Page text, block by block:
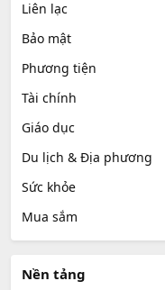
Liên lạc
Bảo mật
Phương tiện
Tài chính
Giáo dục
Du lịch & Địa phương
Sức khỏe
Mua sắm
Nền tảng